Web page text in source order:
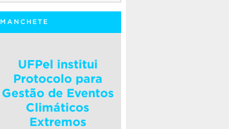
MANCHETE
UFPel institui
Protocolo para
Gestão de Eventos
Climáticos
Extremos